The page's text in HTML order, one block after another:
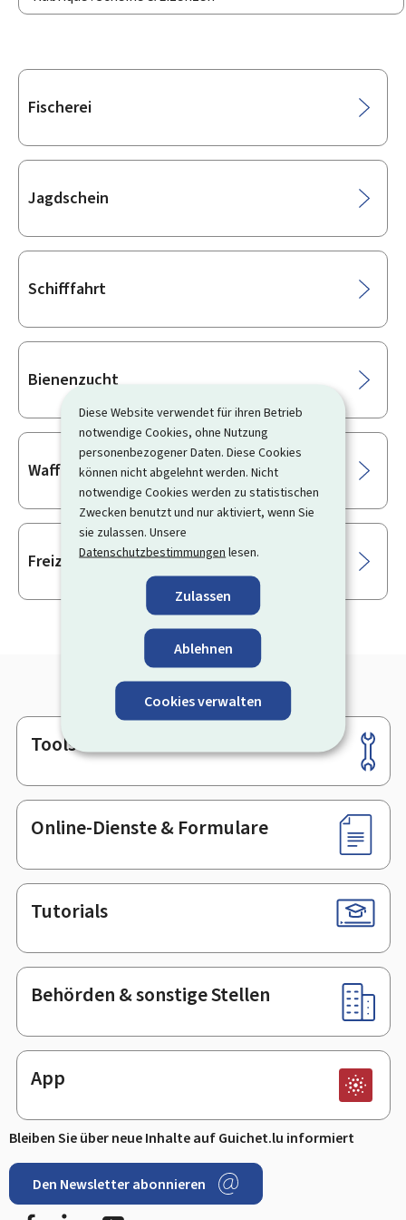
Diese Website verwendet für ihren Betrieb
notwendige Cookies, ohne Nutzung
personenbezogener Daten. Diese Cookies
können nicht abgelehnt werden. Nicht
notwendige Cookies werden zu statistischen
Zwecken benutzt und nur aktiviert, wenn Sie
sie zulassen. Unsere
Datenschutzbestimmungen lesen.
Zulassen
Ablehnen
Cookies verwalten
Unterrubriken
Fischerei
Jagdschein
Schifffahrt
Bienenzucht
Waffenbesitz
Freizeitluftverkehr
Footer
Tools
Online-Dienste & Formulare
Tutorials
Behörden & sonstige Stellen
App
Bleiben Sie über neue Inhalte auf Guichet.lu informiert
Den Newsletter abonnieren
FacebookLinkedIn